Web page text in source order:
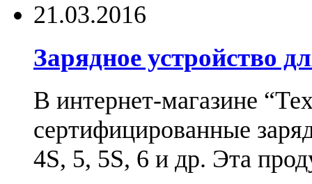
21.03.2016
Зарядное устройство
В интернет-магазине
сертифицированные
4S, 5, 5S, 6 и др. Эта